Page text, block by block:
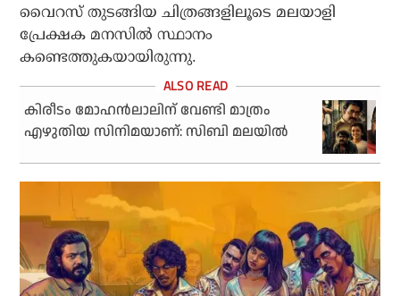
വൈറസ് തുടങ്ങിയ ചിത്രങ്ങളിലൂടെ മലയാളി
പ്രേക്ഷക മനസില്‍ സ്ഥാനം
കണ്ടെത്തുകയായിരുന്നു.
കിരീടം മോഹൻലാലിന് വേണ്ടി മാത്രം
എഴുതിയ സിനിമയാണ്: സിബി മലയിൽ